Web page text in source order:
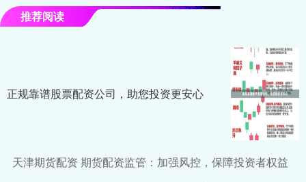
推荐阅读
正规靠谱股票配资公司，助您投资更安心
天津期货配资 期货配资监管：加强风控，保障投资者权益